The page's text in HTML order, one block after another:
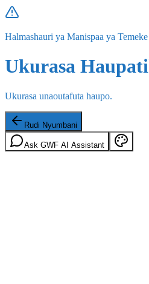
Halmashauri ya Manispaa ya Temeke
Ukurasa
Ukurasa unaoutafuta haupo.
Rudi Nyumbani
Ask GWF AI Assistant